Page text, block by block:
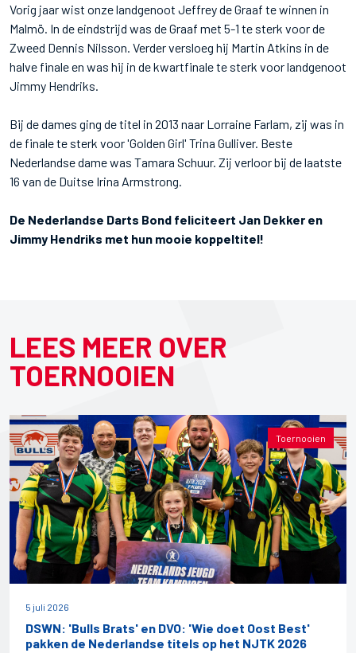
Vorig jaar wist onze landgenoot Jeffrey de Graaf te winnen in
Malmö. In de eindstrijd was de Graaf met 5-1 te sterk voor de
Zweed Dennis Nilsson. Verder versloeg hij Martin Atkins in de
halve finale en was hij in de kwartfinale te sterk voor landgenoot
Jimmy Hendriks.
Bij de dames ging de titel in 2013 naar Lorraine Farlam, zij was in
de finale te sterk voor 'Golden Girl' Trina Gulliver. Beste
Nederlandse dame was Tamara Schuur. Zij verloor bij de laatste
16 van de Duitse Irina Armstrong.
De Nederlandse Darts Bond feliciteert Jan Dekker en
Jimmy Hendriks met hun mooie koppeltitel!
LEES MEER OVER
TOERNOOIEN
Toernooien
5 juli 2026
DSWN: 'Bulls Brats' en DVO: 'Wie doet Oost Best'
pakken de Nederlandse titels op het NJTK 2026